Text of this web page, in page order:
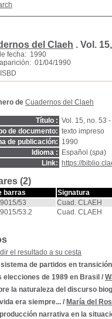
del Claeh . Vol.
fecha: 1990
01/04/1990
ISBD
de Cuadernos del Claeh
Título : Vol. 15, no. 53
de documento: texto impreso
de publicación: 1990
Idioma :
Español (spa)
Link:
https://
(2)
barras
Signatura
53
Cuad. CLAEH
53.2
Cuad. CLAEH
el resultado a su cesta
de partidos en transición
elecciones de 1989 en Brasil /
la naturaleza del discurso
era siempre... / María del
narrativa en la